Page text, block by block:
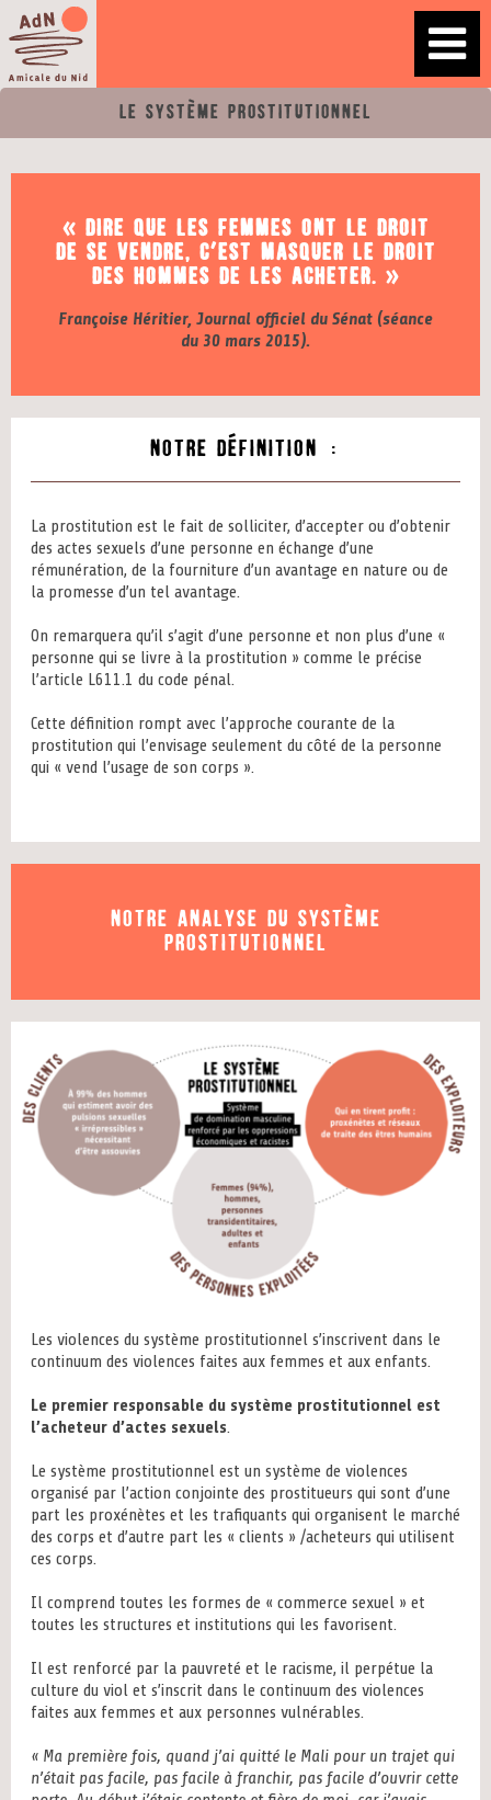
Le système prostitutionnel
« dire que les femmes ont le droit
de se vendre, c’est masquer le droit
des hommes de les acheter. »
Françoise Héritier, Journal officiel du Sénat (séance
du 30 mars 2015).
Notre définition :
La prostitution est le fait de solliciter, d’accepter ou d’obtenir
des actes sexuels d’une personne en échange d’une
rémunération, de la fourniture d’un avantage en nature ou de
la promesse d’un tel avantage.
On remarquera qu’il s’agit d’une personne et non plus d’une «
personne qui se livre à la prostitution » comme le précise
l’article L611.1 du code pénal.
Cette définition rompt avec l’approche courante de la
prostitution qui l’envisage seulement du côté de la personne
qui « vend l’usage de son corps ».
Notre analyse du système
prostitutionnel
Les violences du système prostitutionnel s’inscrivent dans le
continuum des violences faites aux femmes et aux enfants.
Le premier responsable du système prostitutionnel est
l’acheteur d’actes sexuels.
Le système prostitutionnel est un système de violences
organisé par l’action conjointe des prostitueurs qui sont d’une
part les proxénètes et les trafiquants qui organisent le marché
des corps et d’autre part les « clients » /acheteurs qui utilisent
ces corps.
Il comprend toutes les formes de « commerce sexuel » et
toutes les structures et institutions qui les favorisent.
Il est renforcé par la pauvreté et le racisme, il perpétue la
culture du viol et s’inscrit dans le continuum des violences
faites aux femmes et aux personnes vulnérables.
« Ma première fois, quand j’ai quitté le Mali pour un trajet qui
n’était pas facile, pas facile à franchir, pas facile d’ouvrir cette